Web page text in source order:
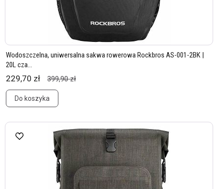
Wodoszczelna, uniwersalna sakwa rowerowa Rockbros AS-001-2BK |
20L cza...
229,70 zł 399,90 zł
Do koszyka